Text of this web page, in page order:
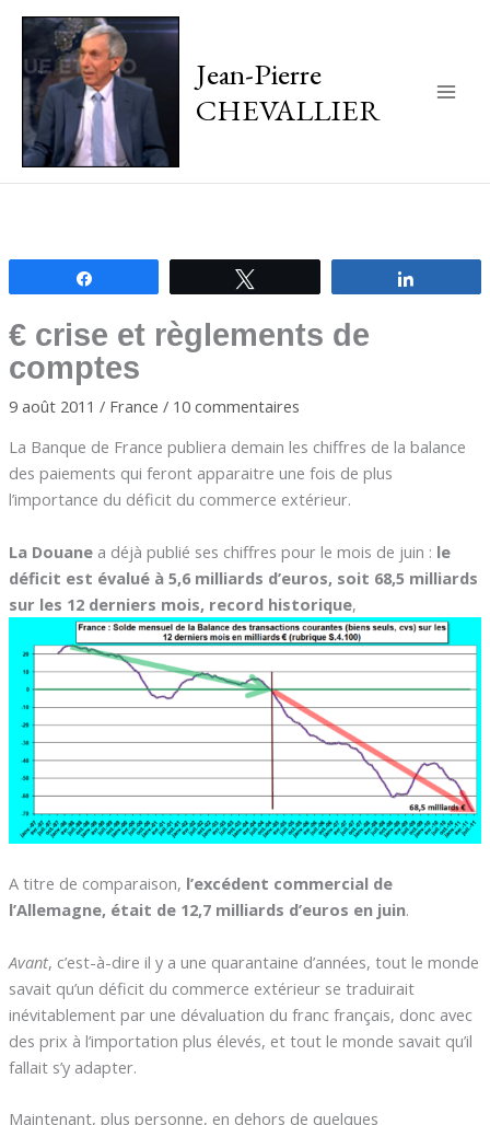
Jean-Pierre
CHEVALLIER
€ crise et règlements de
comptes
9 août 2011 / France / 10 commentaires
La Banque de France publiera demain les chiffres de la balance
des paiements qui feront apparaitre une fois de plus
l’importance du déficit du commerce extérieur.
La Douanea déjà publié ses chiffres pour le mois de juin : le
déficit est évalué à 5,6 milliards d’euros, soit 68,5 milliards
sur les 12 derniers mois, record historique,
A titre de comparaison, l’excédent commercial de
l’Allemagne, était de 12,7 milliards d’euros en juin.
Avant, c’est-à-dire il y a une quarantaine d’années, tout le monde
savait qu’un déficit du commerce extérieur se traduirait
inévitablement par une dévaluation du franc français, donc avec
des prix à l’importation plus élevés, et tout le monde savait qu’il
fallait s’y adapter.
Maintenant, plus personne, en dehors de quelques